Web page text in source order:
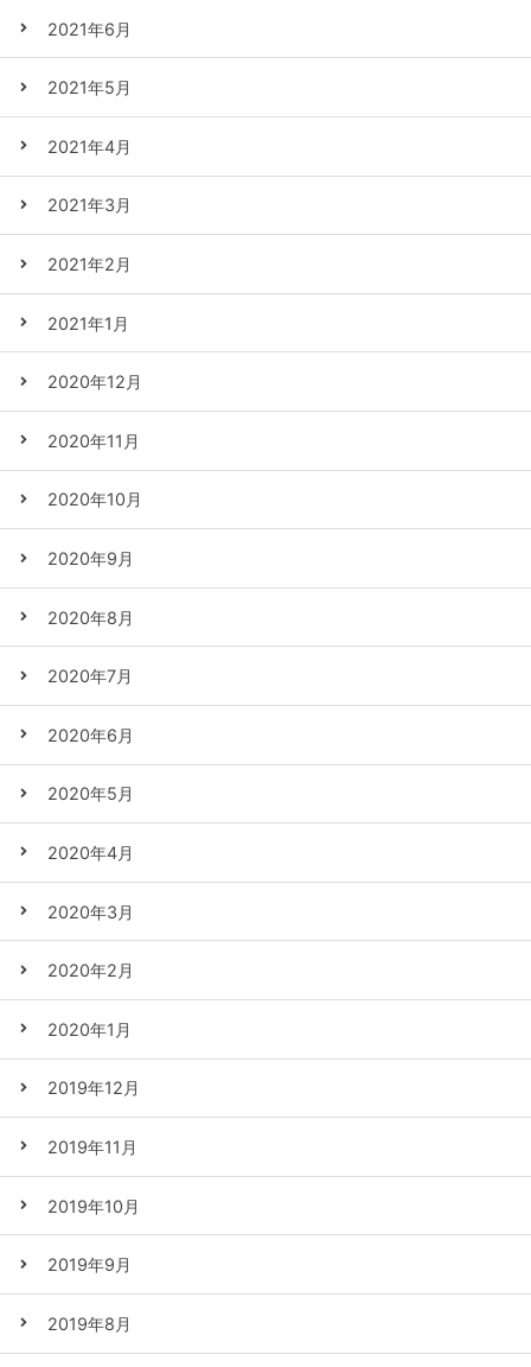
2021年6月
2021年5月
2021年4月
2021年3月
2021年2月
2021年1月
2020年12月
2020年11月
2020年10月
2020年9月
2020年8月
2020年7月
2020年6月
2020年5月
2020年4月
2020年3月
2020年2月
2020年1月
2019年12月
2019年11月
2019年10月
2019年9月
2019年8月